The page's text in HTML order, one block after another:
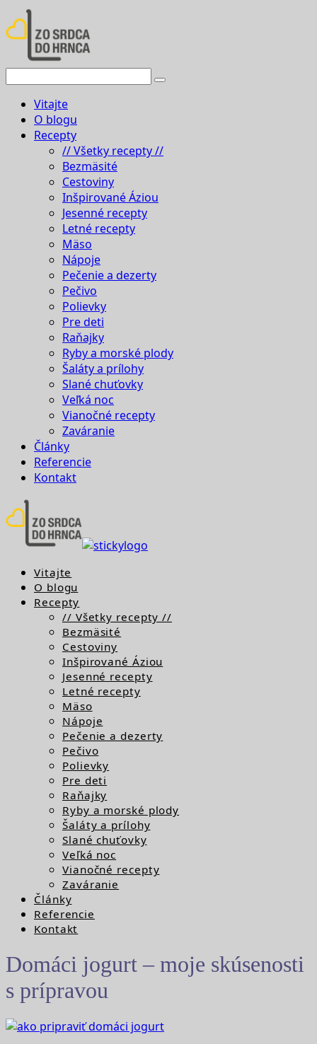
Vitajte
O blogu
Recepty
// Všetky recepty //
Bezmäsité
Cestoviny
Inšpirované Áziou
Jesenné recepty
Letné recepty
Mäso
Nápoje
Pečenie a dezerty
Pečivo
Polievky
Pre deti
Raňajky
Ryby a morské plody
Šaláty a prílohy
Slané chuťovky
Veľká noc
Vianočné recepty
Zaváranie
Články
Referencie
Kontakt
Vitajte
O blogu
Recepty
// Všetky recepty //
Bezmäsité
Cestoviny
Inšpirované Áziou
Jesenné recepty
Letné recepty
Mäso
Nápoje
Pečenie a dezerty
Pečivo
Polievky
Pre deti
Raňajky
Ryby a morské plody
Šaláty a prílohy
Slané chuťovky
Veľká noc
Vianočné recepty
Zaváranie
Články
Referencie
Kontakt
Domáci jogurt – moje skúsenosti
s prípravou